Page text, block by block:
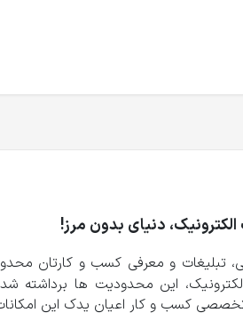
دنیای بدون مرز!
تبلیغات و معرفی کسب‌ و کارتان
این محدودیت‌ ها
کسب و کار اعیان یدک این